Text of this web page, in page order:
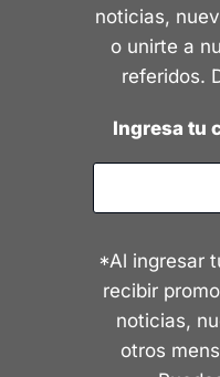
noticias,
o unirte a
referidos.
Ingresa tu
*Al ingresar
recibir
noticias,
otros